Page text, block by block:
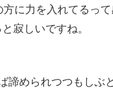
に力を入れてるっ
寂しいですね。
諦められつつもしぶ